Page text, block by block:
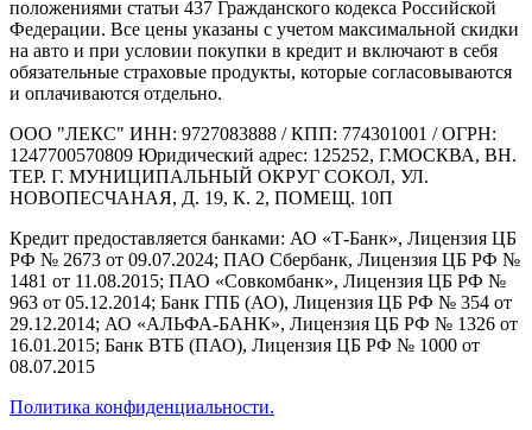
положениями статьи 437 Гражданского кодекса Российской
Федерации. Все цены указаны с учетом максимальной скидки
на авто и при условии покупки в кредит и включают в себя
обязательные страховые продукты, которые согласовываются
и оплачиваются отдельно.
ООО "ЛЕКС" ИНН: 9727083888 / КПП: 774301001 / ОГРН:
1247700570809 Юридический адрес: 125252, Г.МОСКВА, ВН.
ТЕР. Г. МУНИЦИПАЛЬНЫЙ ОКРУГ СОКОЛ, УЛ.
НОВОПЕСЧАНАЯ, Д. 19, К. 2, ПОМЕЩ. 10П
Кредит предоставляется банками: АО «Т-Банк», Лицензия ЦБ
РФ № 2673 от 09.07.2024; ПАО Сбербанк, Лицензия ЦБ РФ №
1481 от 11.08.2015; ПАО «Совкомбанк», Лицензия ЦБ РФ №
963 от 05.12.2014; Банк ГПБ (АО), Лицензия ЦБ РФ № 354 от
29.12.2014; АО «АЛЬФА-БАНК», Лицензия ЦБ РФ № 1326 от
16.01.2015; Банк ВТБ (ПАО), Лицензия ЦБ РФ № 1000 от
08.07.2015
Политика конфиденциальности.